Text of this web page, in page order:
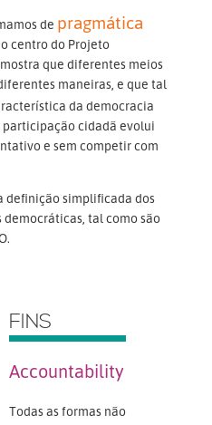
de pragmática
centro do Projeto
que diferentes meios
maneiras, e que tal
da democracia
participação cidadã evolui
e sem competir com
definição simplificada dos
democráticas, tal como são
FINS
Accountability
Todas as formas não